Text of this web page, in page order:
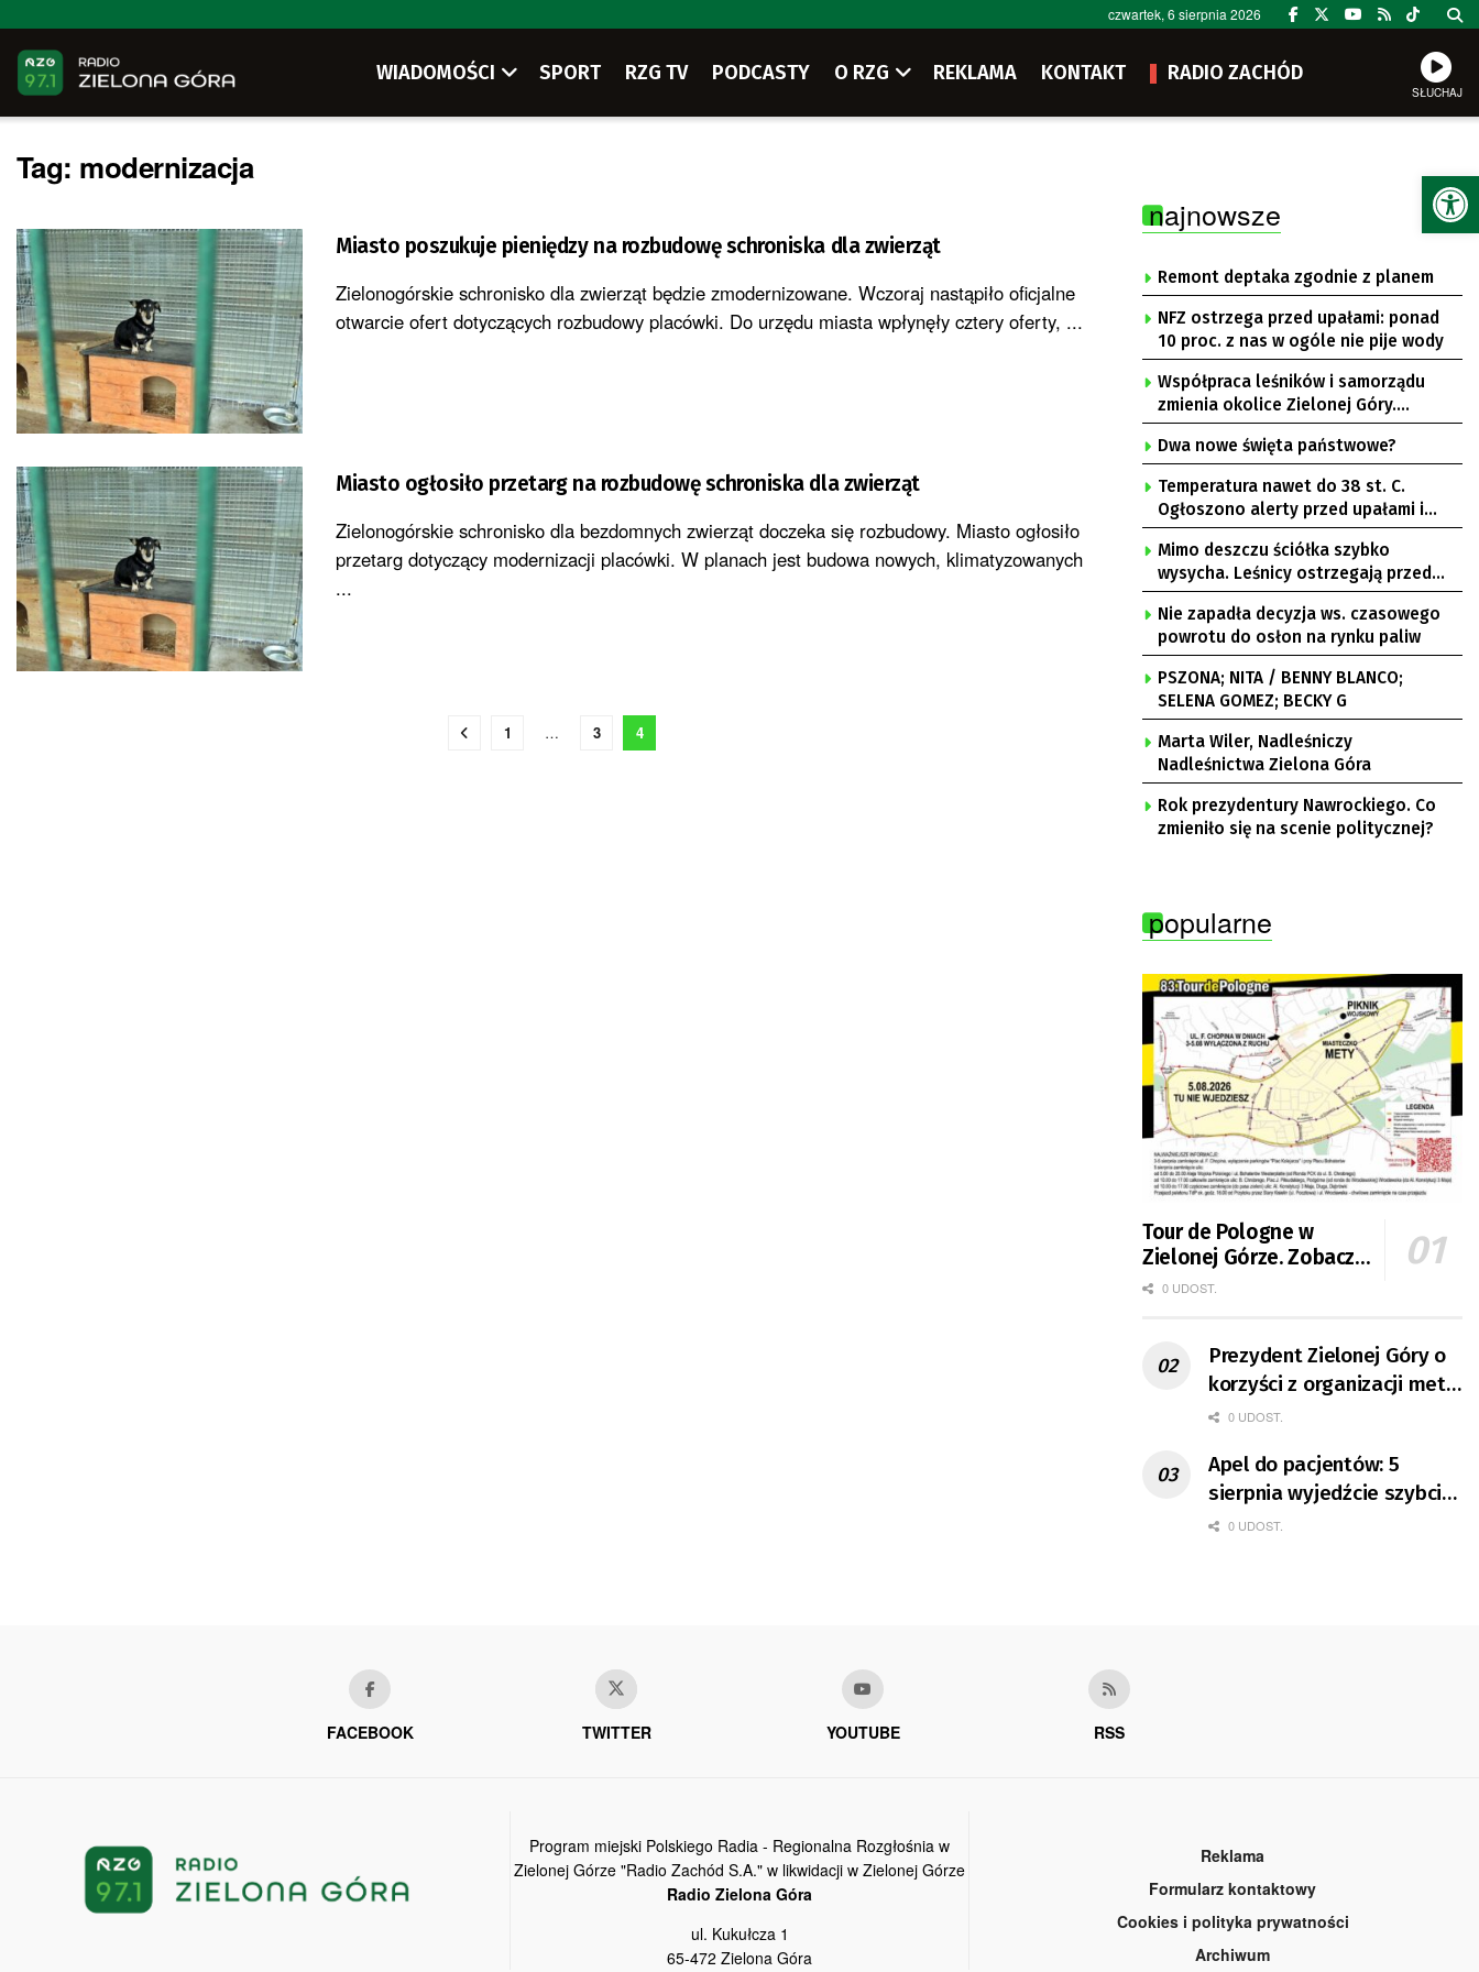
czwartek, 6 sierpnia 2026
WIADOMOŚCI SPORT RZG TV PODCASTY O RZG REKLAMA KONTAKT RADIO ZACHÓD
SŁUCHAJ
Tag: modernizacja
Miasto poszukuje pieniędzy na rozbudowę schroniska dla zwierząt
Zielonogórskie schronisko dla zwierząt będzie zmodernizowane. Wczoraj nastąpiło oficjalne
otwarcie ofert dotyczących rozbudowy placówki. Do urzędu miasta wpłynęły cztery oferty, ...
Miasto ogłosiło przetarg na rozbudowę schroniska dla zwierząt
Zielonogórskie schronisko dla bezdomnych zwierząt doczeka się rozbudowy. Miasto ogłosiło
przetarg dotyczący modernizacji placówki. W planach jest budowa nowych, klimatyzowanych
...
1 … 3 4
najnowsze
Remont deptaka zgodnie z planem
NFZ ostrzega przed upałami: ponad
10 proc. z nas w ogóle nie pije wody
Współpraca leśników i samorządu
zmienia okolice Zielonej Góry.
Powstają nowe ścieżki rowerowe
Dwa nowe święta państwowe?
Temperatura nawet do 38 st. C.
Ogłoszono alerty przed upałami i
burzami
Mimo deszczu ściółka szybko
wysycha. Leśnicy ostrzegają przed
pożarami
Nie zapadła decyzja ws. czasowego
powrotu do osłon na rynku paliw
PSZONA; NITA / BENNY BLANCO;
SELENA GOMEZ; BECKY G
Marta Wiler, Nadleśniczy
Nadleśnictwa Zielona Góra
Rok prezydentury Nawrockiego. Co
zmieniło się na scenie politycznej?
popularne
Tour de Pologne w
Zielonej Górze. Zobacz
zmiany w organizacji
0 UDOST.
Prezydent Zielonej Góry o
korzyści z organizacji mety
Tour de Pologne
0 UDOST.
Apel do pacjentów: 5
sierpnia wyjedźcie szybciej
z domów
0 UDOST.
FACEBOOK TWITTER YOUTUBE RSS
Program miejski Polskiego Radia - Regionalna Rozgłośnia w
Zielonej Górze "Radio Zachód S.A." w likwidacji w Zielonej Górze
Radio Zielona Góra
ul. Kukułcza 1
65-472 Zielona Góra
Reklama
Formularz kontaktowy
Cookies i polityka prywatności
Archiwum